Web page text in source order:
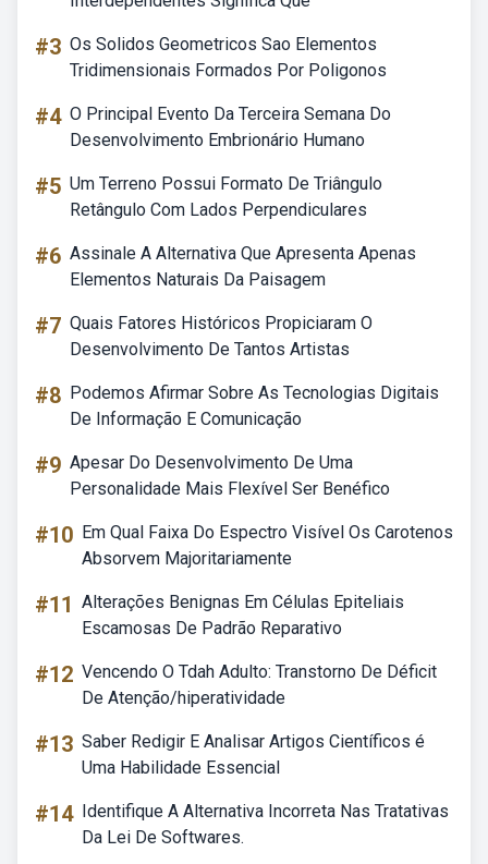
#3 Os Solidos Geometricos Sao Elementos
Tridimensionais Formados Por Poligonos
#4 O Principal Evento Da Terceira Semana Do
Desenvolvimento Embrionário Humano
#5 Um Terreno Possui Formato De Triângulo
Retângulo Com Lados Perpendiculares
#6 Assinale A Alternativa Que Apresenta Apenas
Elementos Naturais Da Paisagem
#7 Quais Fatores Históricos Propiciaram O
Desenvolvimento De Tantos Artistas
#8 Podemos Afirmar Sobre As Tecnologias Digitais
De Informação E Comunicação
#9 Apesar Do Desenvolvimento De Uma
Personalidade Mais Flexível Ser Benéfico
#10 Em Qual Faixa Do Espectro Visível Os Carotenos
Absorvem Majoritariamente
#11 Alterações Benignas Em Células Epiteliais
Escamosas De Padrão Reparativo
#12 Vencendo O Tdah Adulto: Transtorno De Déficit
De Atenção/hiperatividade
#13 Saber Redigir E Analisar Artigos Científicos é
Uma Habilidade Essencial
#14 Identifique A Alternativa Incorreta Nas Tratativas
Da Lei De Softwares.